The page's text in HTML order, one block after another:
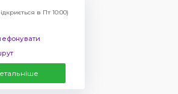
в Пт 10:00)